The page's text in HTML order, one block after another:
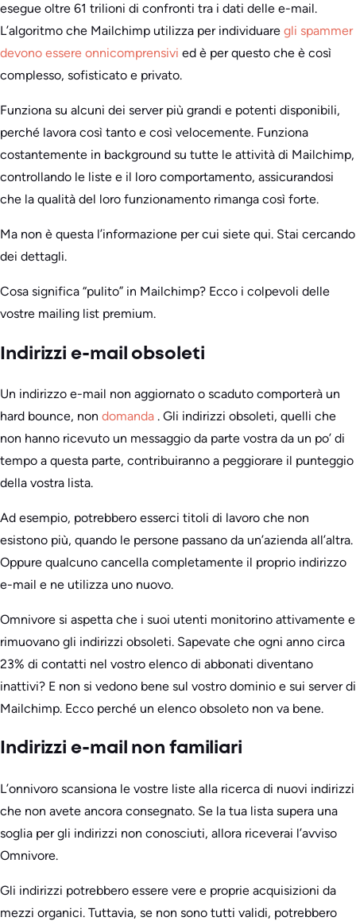
esegue oltre 61 trilioni di confronti tra i dati delle e-mail.
L’algoritmo che Mailchimp utilizza per individuare gli spammer
devono essere onnicomprensivi ed è per questo che è così
complesso, sofisticato e privato.
Funziona su alcuni dei server più grandi e potenti disponibili,
perché lavora così tanto e così velocemente. Funziona
costantemente in background su tutte le attività di Mailchimp,
controllando le liste e il loro comportamento, assicurandosi
che la qualità del loro funzionamento rimanga così forte.
Ma non è questa l’informazione per cui siete qui. Stai cercando
dei dettagli.
Cosa significa “pulito” in Mailchimp? Ecco i colpevoli delle
vostre mailing list premium.
Indirizzi e-mail obsoleti
Un indirizzo e-mail non aggiornato o scaduto comporterà un
hard bounce, non domanda . Gli indirizzi obsoleti, quelli che
non hanno ricevuto un messaggio da parte vostra da un po’ di
tempo a questa parte, contribuiranno a peggiorare il punteggio
della vostra lista.
Ad esempio, potrebbero esserci titoli di lavoro che non
esistono più, quando le persone passano da un’azienda all’altra.
Oppure qualcuno cancella completamente il proprio indirizzo
e-mail e ne utilizza uno nuovo.
Omnivore si aspetta che i suoi utenti monitorino attivamente e
rimuovano gli indirizzi obsoleti. Sapevate che ogni anno circa
23% di contatti nel vostro elenco di abbonati diventano
inattivi? E non si vedono bene sul vostro dominio e sui server di
Mailchimp. Ecco perché un elenco obsoleto non va bene.
Indirizzi e-mail non familiari
L’onnivoro scansiona le vostre liste alla ricerca di nuovi indirizzi
che non avete ancora consegnato. Se la tua lista supera una
soglia per gli indirizzi non conosciuti, allora riceverai l’avviso
Omnivore.
Gli indirizzi potrebbero essere vere e proprie acquisizioni da
mezzi organici. Tuttavia, se non sono tutti validi, potrebbero